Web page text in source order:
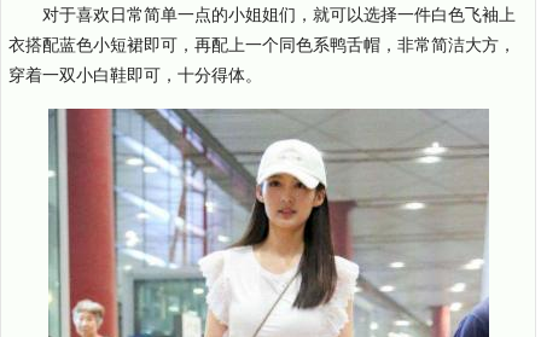
对于喜欢日常简单一点的小姐姐们，就可以选择一件白色飞袖上
衣搭配蓝色小短裙即可，再配上一个同色系鸭舌帽，非常简洁大方，
穿着一双小白鞋即可，十分得体。